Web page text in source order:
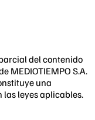
del contenido
MEDIOTIEMPO S.A.
una
leyes aplicables.